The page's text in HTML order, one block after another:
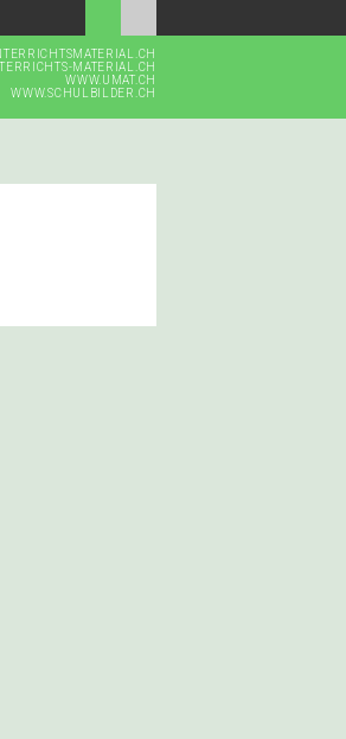
MATERIAL.CH
WWW.UMAT.CH
WWW.SCHULBILDER.CH